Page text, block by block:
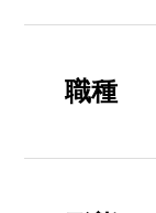
職種